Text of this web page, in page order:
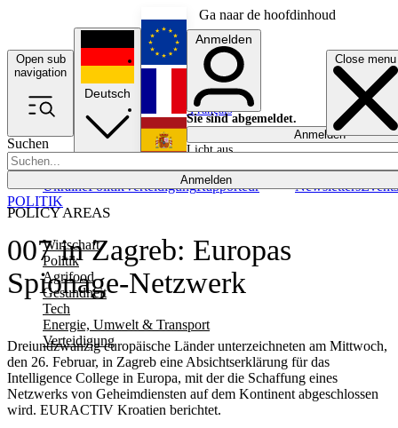
Ga naar de hoofdinhoud
Open sub
navigation
Close menu
Suchen
Anmelden
POLICY AREAS
Wirtschaft
Politik
Agrifood
Gesundheit
Tech
Energie, Umwelt & Transport
Verteidigung
UkrainePolitikVerteidigungRapporteur NewslettersEvents
Deutsch
English
Français
Anmelden
Sie sind abgemeldet.
Anmelden
Licht aus
007 in Zagreb: Europas
Spionage-Netzwerk
Dreiundzwanzig europäische Länder unterzeichneten am Mittwoch,
den 26. Februar, in Zagreb eine Absichtserklärung für das
Intelligence College in Europa, mit der die Schaffung eines
Netzwerks von Geheimdiensten auf dem Kontinent abgeschlossen
wird. EURACTIV Kroatien berichtet.
POLITIK